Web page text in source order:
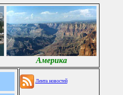
Америка
Лента новостей